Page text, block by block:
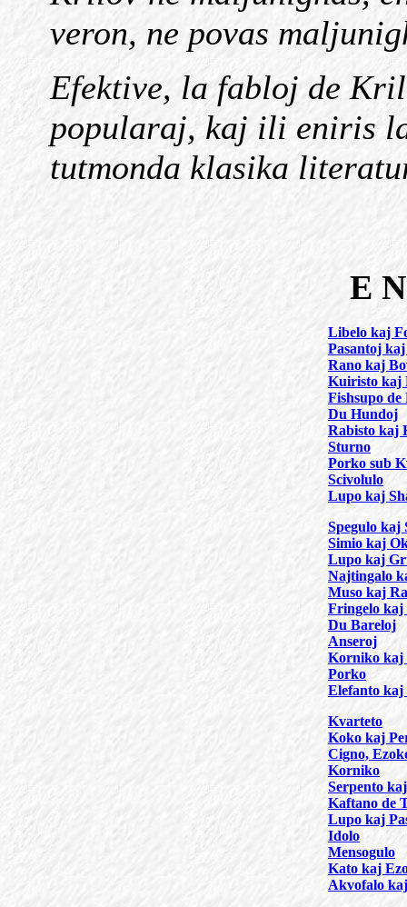
veron, ne povas
Efektive, la fabloj de
popularaj, kaj ili eniris
tutmonda klasika
E
Libelo kaj
Pasantoj
Rano kaj
Kuiristo kaj
Fishsupo de
Du Hundoj
Rabisto kaj
Sturno
Porko sub
Scivolulo
Lupo kaj
Spegulo kaj
Simio kaj
Lupo kaj
Najtingalo
Muso kaj
Fringelo kaj
Du Bareloj
Anseroj
Korniko kaj
Porko
Elefanto kaj
Kvarteto
Koko kaj
Cigno,
Korniko
Serpento
Kaftano de
Lupo kaj
Idolo
Mensogulo
Kato kaj
Akvofalo